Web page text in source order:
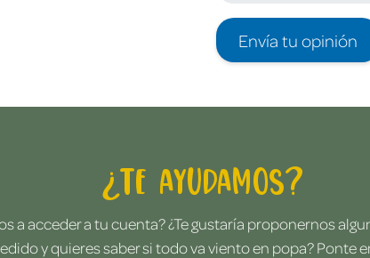
Envía tu opinión
¿Te ayudamos?
a acceder a tu cuenta? ¿Te gustaría proponernos
y quieres saber si todo va viento en popa? Ponte